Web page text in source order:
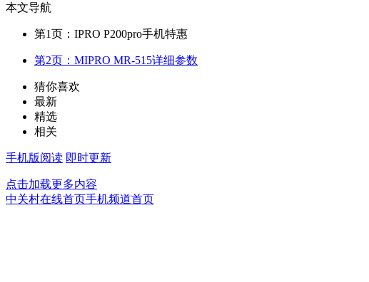
本文导航
第1页：IPRO P200pro手机特惠
第2页：MIPRO MR-515详细参数
猜你喜欢
最新
精选
相关
手机版阅读 即时更新
点击加载更多内容
中关村在线首页手机频道首页